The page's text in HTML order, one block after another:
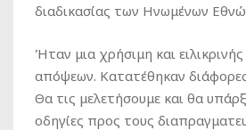
διαδικασίας των Ηνωμένων
Ήταν μια χρήσιμη και
απόψεων. Κατατέθηκαν διάφορες
Θα τις μελετήσουμε και θα
οδηγίες προς τους